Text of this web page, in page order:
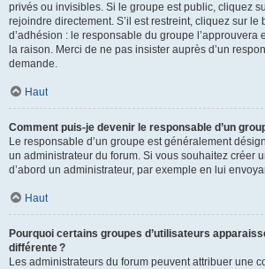
privés ou invisibles. Si le groupe est public, cliquez
rejoindre directement. S’il est restreint, cliquez sur le
d’adhésion : le responsable du groupe l’approuvera
la raison. Merci de ne pas insister auprès d’un
demande.
Haut
Comment puis-je devenir le responsable d’un
Le responsable d’un groupe est généralement
un administrateur du forum. Si vous souhaitez créer
d’abord un administrateur, par exemple en lui
Haut
Pourquoi certains groupes d’utilisateurs
différente ?
Les administrateurs du forum peuvent attribuer une